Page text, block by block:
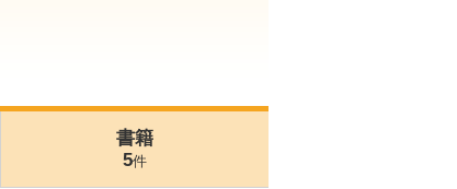
書籍
5件